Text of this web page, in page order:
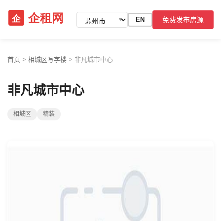
▼ EN 免费发布房源
首页 > 相城区写字楼 > 非凡城市中心
非凡城市中心
相城区 精装